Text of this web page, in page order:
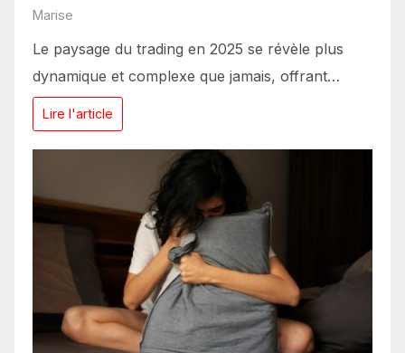
Marise
Le paysage du trading en 2025 se révèle plus
dynamique et complexe que jamais, offrant…
Lire l'article